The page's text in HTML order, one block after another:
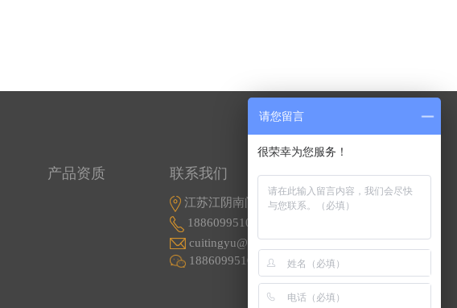
产品资质 联系我们
江苏江阴南闸东盟工业园东盟路5号
18860995107
cuitingyu@email.acrel.cn
18860995107
请您留言
很荣幸为您服务！